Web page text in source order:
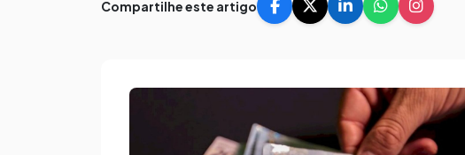
Compartilhe este artigo